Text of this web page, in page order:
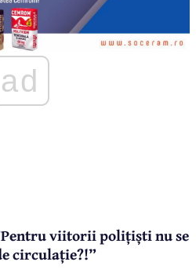
ad
viitorii polițiști nu se
circulație?!”